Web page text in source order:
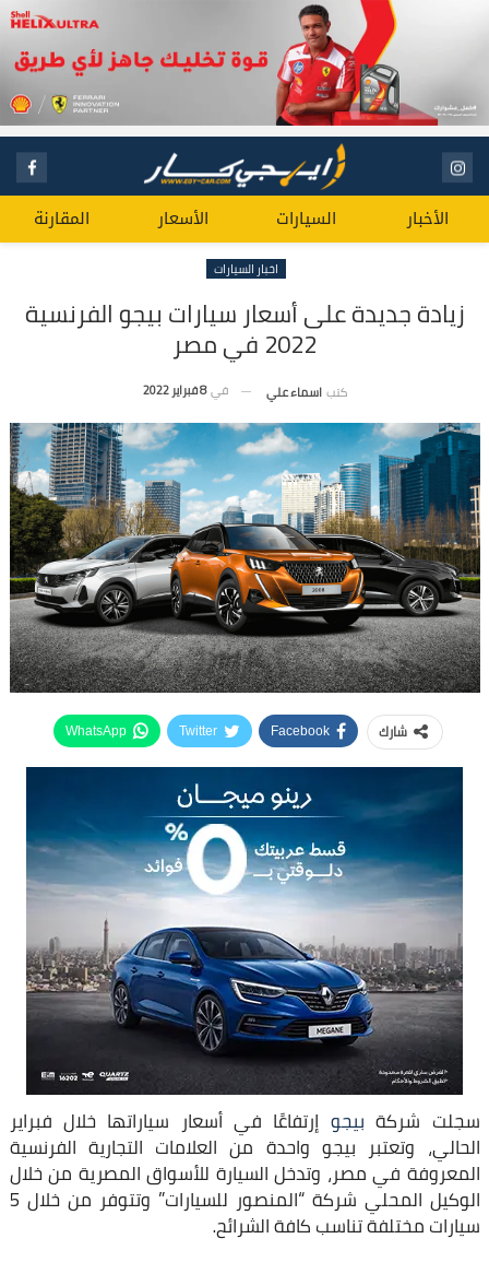
الأخبار السيارات الأسعار المقارنة
اخبار السيارات
زيادة جديدة على أسعار سيارات بيجو الفرنسية
2022 في مصر
كتب اسماء علي في 8 فبراير 2022
شارك Facebook
Twitter
WhatsApp
سجلت شركة بيجو إرتفاعًا في أسعار سياراتها خلال فبراير
الحالي، وتعتبر بيجو واحدة من العلامات التجارية الفرنسية
المعروفة في مصر، وتدخل السيارة للأسواق المصرية من خلال
الوكيل المحلي شركة “المنصور للسيارات” وتتوفر من خلال 5
سيارات مختلفة تناسب كافة الشرائح.